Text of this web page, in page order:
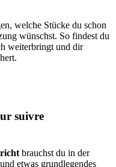
welche Stücke du schon
wünschst. So findest du
weiterbringt und dir
suivre
brauchst du in der
etwas grundlegendes